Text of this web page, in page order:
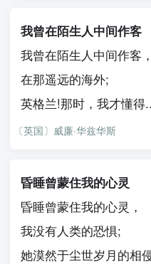
我曾在陌生人中间作客
我曾在陌生人中间作客，
在那遥远的海外;
英格兰!那时，我才懂得
〔英国〕威廉·华兹华斯
昏睡曾蒙住我的心灵
昏睡曾蒙住我的心灵，
我没有人类的恐惧;
她漠然于尘世岁月的相